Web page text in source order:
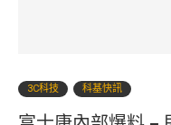
3C科技 科基快訊